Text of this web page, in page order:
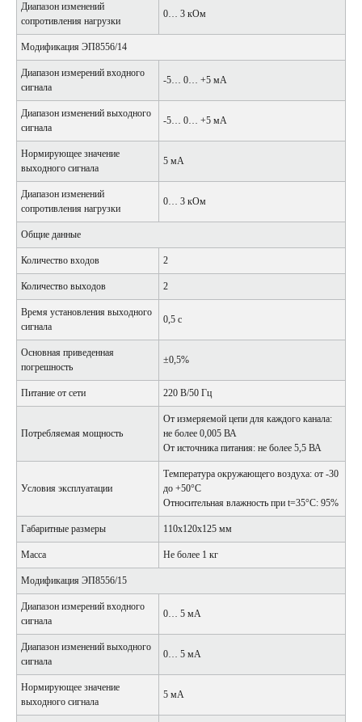
Диапазон изменений
сопротивления нагрузки
0… 3 кОм
Модификация ЭП8556/14
Диапазон измерений входного
сигнала
-5… 0… +5 мА
Диапазон изменений выходного
сигнала
-5… 0… +5 мА
Нормирующее значение
выходного сигнала
5 мА
Диапазон изменений
сопротивления нагрузки
0… 3 кОм
Общие данные
Количество входов 2
Количество выходов 2
Время установления выходного
сигнала
0,5 с
Основная приведенная
погрешность
±0,5%
Питание от сети 220 В/50 Гц
Потребляемая мощность
От измеряемой цепи для каждого канала:
не более 0,005 ВА
От источника питания: не более 5,5 ВА
Условия эксплуатации
Температура окружающего воздуха: от -30
до +50°С
Относительная влажность при t=35°С: 95%
Габаритные размеры 110х120х125 мм
Масса Не более 1 кг
Модификация ЭП8556/15
Диапазон измерений входного
сигнала
0… 5 мА
Диапазон изменений выходного
сигнала
0… 5 мА
Нормирующее значение
выходного сигнала
5 мА